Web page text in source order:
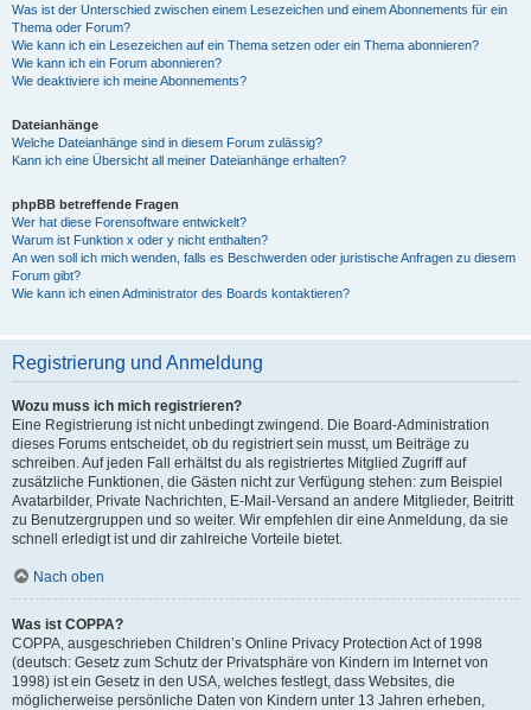
Was ist der Unterschied zwischen einem Lesezeichen und einem Abonnements für ein
Thema oder Forum?
Wie kann ich ein Lesezeichen auf ein Thema setzen oder ein Thema abonnieren?
Wie kann ich ein Forum abonnieren?
Wie deaktiviere ich meine Abonnements?
Dateianhänge
Welche Dateianhänge sind in diesem Forum zulässig?
Kann ich eine Übersicht all meiner Dateianhänge erhalten?
phpBB betreffende Fragen
Wer hat diese Forensoftware entwickelt?
Warum ist Funktion x oder y nicht enthalten?
An wen soll ich mich wenden, falls es Beschwerden oder juristische Anfragen zu diesem
Forum gibt?
Wie kann ich einen Administrator des Boards kontaktieren?
Registrierung und Anmeldung
Wozu muss ich mich registrieren?
Eine Registrierung ist nicht unbedingt zwingend. Die Board-Administration
dieses Forums entscheidet, ob du registriert sein musst, um Beiträge zu
schreiben. Auf jeden Fall erhältst du als registriertes Mitglied Zugriff auf
zusätzliche Funktionen, die Gästen nicht zur Verfügung stehen: zum Beispiel
Avatarbilder, Private Nachrichten, E-Mail-Versand an andere Mitglieder, Beitritt
zu Benutzergruppen und so weiter. Wir empfehlen dir eine Anmeldung, da sie
schnell erledigt ist und dir zahlreiche Vorteile bietet.
Nach oben
Was ist COPPA?
COPPA, ausgeschrieben Children’s Online Privacy Protection Act of 1998
(deutsch: Gesetz zum Schutz der Privatsphäre von Kindern im Internet von
1998) ist ein Gesetz in den USA, welches festlegt, dass Websites, die
möglicherweise persönliche Daten von Kindern unter 13 Jahren erheben,